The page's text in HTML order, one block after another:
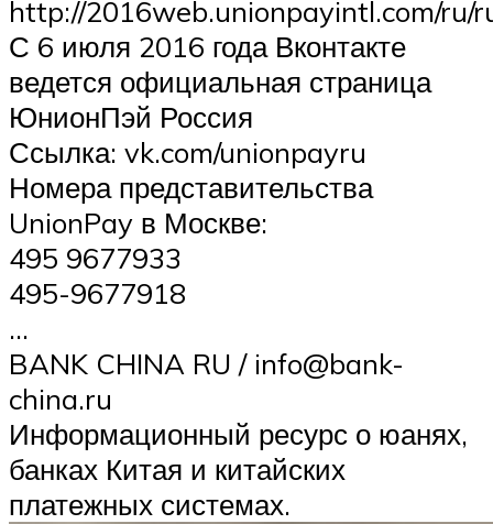
http://2016web.unionpayintl.com/ru/
С 6 июля 2016 года Вконтакте
ведется официальная страница
ЮнионПэй Россия
Ссылка: vk.com/unionpayru
Номера представительства
UnionPay в Москве:
495 9677933
495-9677918
…
BANK CHINA RU / info@bank-
china.ru
Информационный ресурс о юанях,
банках Китая и китайских
платежных системах.